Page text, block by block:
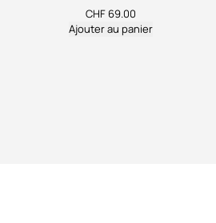
CHF 69.00
Ajouter au panier